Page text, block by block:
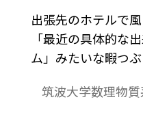
出張先のホテルで
「最近の具体的な
ム」みたいな暇つ
寂しい気持ちにな
テレビや先週の新
筑波大学数理物